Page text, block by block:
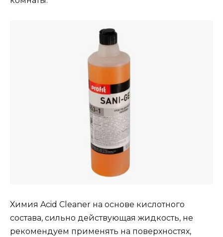
Химия Acid Cleaner на основе кислотного
состава, сильно действующая жидкость, не
рекомендуем применять на поверхностях,